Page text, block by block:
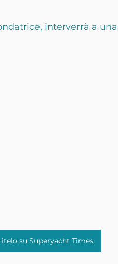
interverrà a
su Superyacht Times.